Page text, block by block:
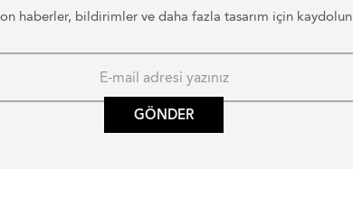
haberler, bildirimler ve daha fazla tasarım için kaydolun
GÖNDER